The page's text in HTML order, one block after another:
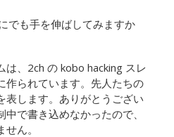
でも手を伸ばしてみますか
は、2ch の kobo hacking スレ
作られています。先人たちの
表します。ありがとうござい
で書き込めなかったので、
ん。